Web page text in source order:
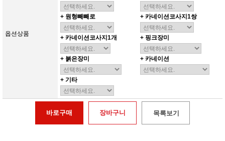
옵션상품
+ 원형빼빼로 + 카네이션코사지1쌍
+ 카네이션코사지1개 + 핑크장미
+ 붉은장미 + 카네이션
+ 기타
바로구매 장바구니 목록보기